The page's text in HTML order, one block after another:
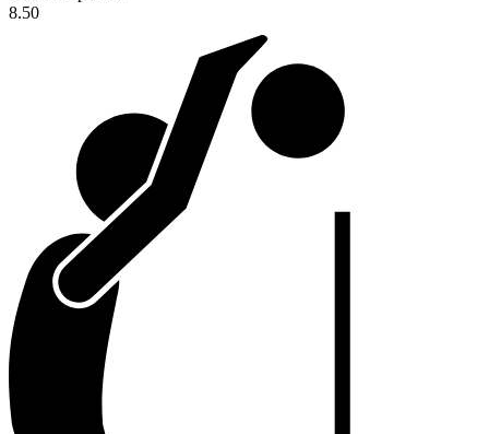
8.50